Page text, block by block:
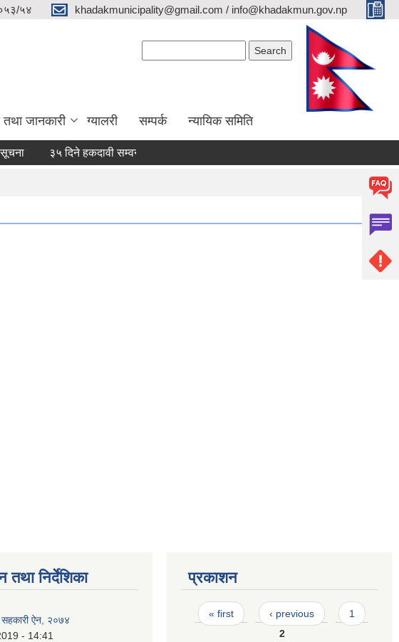
५४ khadakmunicipality@gmail.com / info@khadakmun.gov.np
जानकारी ग्यालरी सम्पर्क न्यायिक समिति
३५ दिने हकदावी सम्वन्धी सार्वजनिक सूचना
निर्देशिका
ऐन, २०७४
- 14:41
प्रकाशन
Pages
« first ‹ previous
1
2